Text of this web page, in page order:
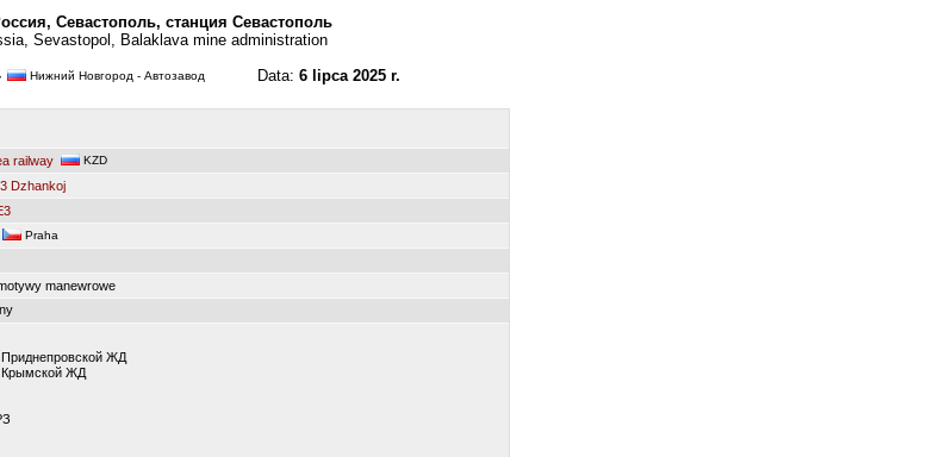
Севастополь, станция Севастополь
Sevastopol, Balaklava mine administration
· Нижний Новгород - Автозавод Data: 6 lipca 2025 r.
railway KZD
Dzhankoj
Praha
manewrowe
Приднепровской ЖД
Крымской ЖД